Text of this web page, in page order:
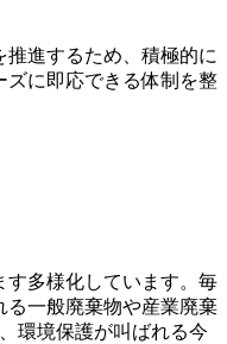
推進するため、積極的に
ズに即応できる体制を整
す多様化しています。毎
る一般廃棄物や産業廃棄
環境保護が叫ばれる今